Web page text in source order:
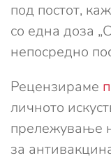
под постот,
со една доза
непосредно
Рецензираме
личното
прележување
за